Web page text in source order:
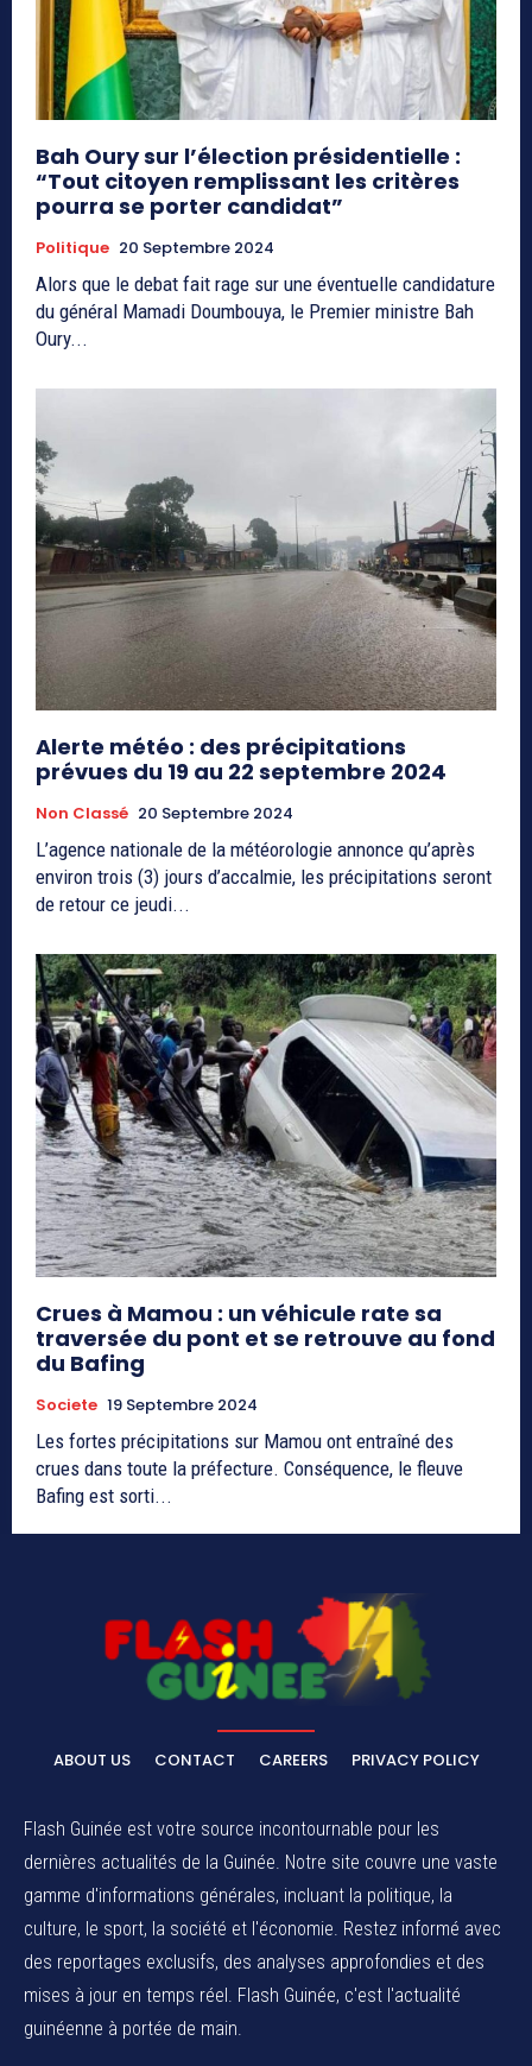
Bah Oury sur l’élection présidentielle :
“Tout citoyen remplissant les critères
pourra se porter candidat”
Politique 20 Septembre 2024
Alors que le debat fait rage sur une éventuelle candidature
du général Mamadi Doumbouya, le Premier ministre Bah
Oury...
Alerte météo : des précipitations
prévues du 19 au 22 septembre 2024
Non Classé 20 Septembre 2024
L’agence nationale de la météorologie annonce qu’après
environ trois (3) jours d’accalmie, les précipitations seront
de retour ce jeudi...
Crues à Mamou : un véhicule rate sa
traversée du pont et se retrouve au fond
du Bafing
Societe 19 Septembre 2024
Les fortes précipitations sur Mamou ont entraîné des
crues dans toute la préfecture. Conséquence, le fleuve
Bafing est sorti...
ABOUT US CONTACT CAREERS PRIVACY POLICY
Flash Guinée est votre source incontournable pour les
dernières actualités de la Guinée. Notre site couvre une vaste
gamme d'informations générales, incluant la politique, la
culture, le sport, la société et l'économie. Restez informé avec
des reportages exclusifs, des analyses approfondies et des
mises à jour en temps réel. Flash Guinée, c'est l'actualité
guinéenne à portée de main.